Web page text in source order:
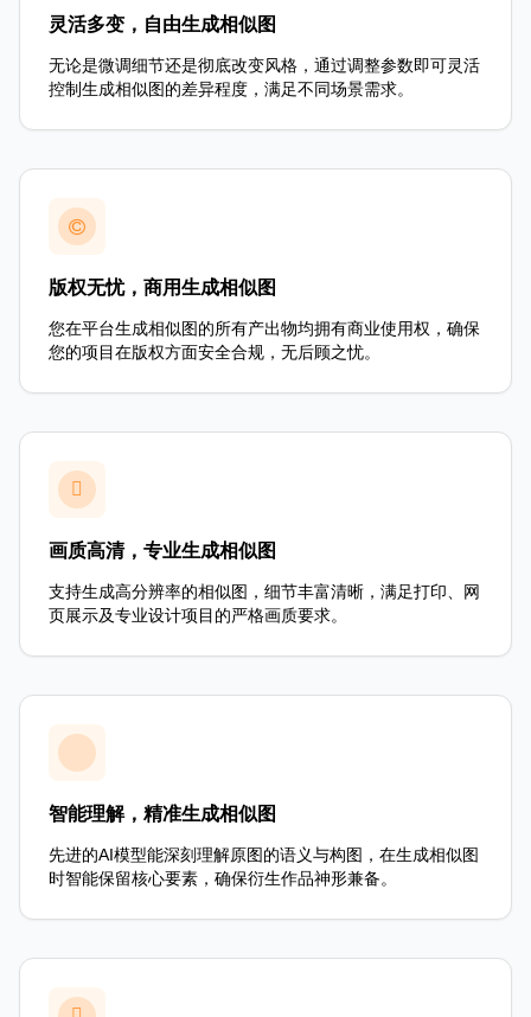
灵活多变，自由生成相似图
无论是微调细节还是彻底改变风格，通过调整参数即可灵活
控制生成相似图的差异程度，满足不同场景需求。
版权无忧，商用生成相似图
您在平台生成相似图的所有产出物均拥有商业使用权，确保
您的项目在版权方面安全合规，无后顾之忧。
画质高清，专业生成相似图
支持生成高分辨率的相似图，细节丰富清晰，满足打印、网
页展示及专业设计项目的严格画质要求。
智能理解，精准生成相似图
先进的AI模型能深刻理解原图的语义与构图，在生成相似图
时智能保留核心要素，确保衍生作品神形兼备。